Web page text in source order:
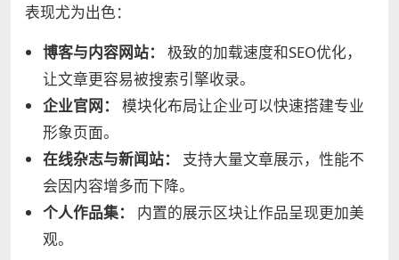
表现尤为出色：
博客与内容网站：
极致的加载速度和SEO优化，
让文章更容易被搜索引擎收录。
企业官网：
模块化布局让企业可以快速搭建专业
形象页面。
在线杂志与新闻站：
支持大量文章展示，性能不
会因内容增多而下降。
个人作品集：
内置的展示区块让作品呈现更加美
观。